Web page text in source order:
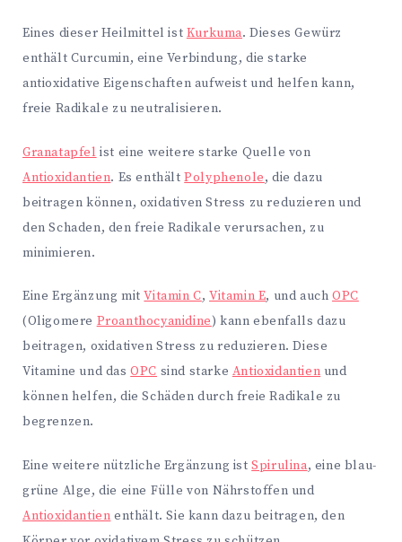
Eines dieser Heilmittel ist Kurkuma. Dieses Gewürz
enthält Curcumin, eine Verbindung, die starke
antioxidative Eigenschaften aufweist und helfen kann,
freie Radikale zu neutralisieren.
Granatapfel ist eine weitere starke Quelle von
Antioxidantien. Es enthältPolyphenole, die dazu
beitragen können, oxidativen Stress zu reduzieren und
den Schaden, den freie Radikale verursachen, zu
minimieren.
Eine Ergänzung mitVitamin C,Vitamin E, und auchOPC
(Oligomere Proanthocyanidine) kann ebenfalls dazu
beitragen, oxidativen Stress zu reduzieren. Diese
Vitamine und dasOPC sind starke Antioxidantien und
können helfen, die Schäden durch freie Radikale zu
begrenzen.
Eine weitere nützliche Ergänzung istSpirulina, eine blau-
grüne Alge, die eine Fülle von Nährstoffen und
Antioxidantien enthält. Sie kann dazu beitragen, den